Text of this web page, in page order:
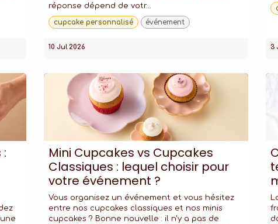
réponse dépend de votr...
cupcake personnalisé événement
10 Jul 2026 3
Mini Cupcakes vs Cupcakes
Classiques : lequel choisir pour
votre événement ?
Vous organisez un événement et vous hésitez
entre nos cupcakes classiques et nos minis
cupcakes ? Bonne nouvelle : il n'y a pas de